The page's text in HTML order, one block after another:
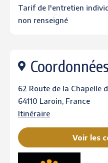
Tarif de l'entretien
non renseigné
Coordonnées
62 Route de la Chapelle
64110 Laroin, France
Itinéraire
Voir les